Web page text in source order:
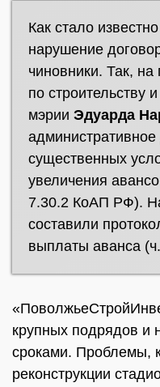
Как стало
нарушение
чиновники. Так, на
по строительству
мэрии Эдуарда
существенных
увеличения
7.30.2 КоАП РФ).
составили
выплаты аванса
крупных подрядов и
сроками. Проблемы,
реконструкции